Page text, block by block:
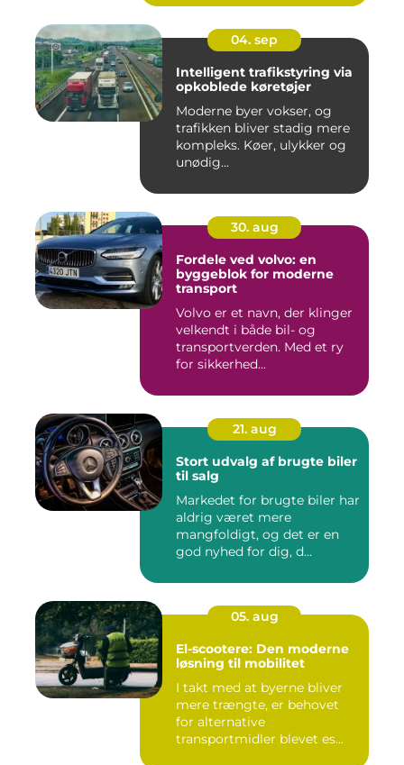
04. sep
Intelligent trafikstyring via
opkoblede køretøjer
Moderne byer vokser, og
trafikken bliver stadig mere
kompleks. Køer, ulykker og
unødig...
30. aug
Fordele ved volvo: en
byggeblok for moderne
transport
Volvo er et navn, der klinger
velkendt i både bil- og
transportverden. Med et ry
for sikkerhed...
21. aug
Stort udvalg af brugte biler
til salg
Markedet for brugte biler har
aldrig været mere
mangfoldigt, og det er en
god nyhed for dig, d...
05. aug
El-scootere: Den moderne
løsning til mobilitet
I takt med at byerne bliver
mere trængte, er behovet
for alternative
transportmidler blevet es...